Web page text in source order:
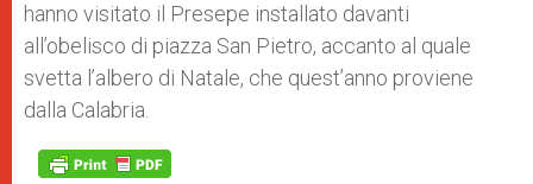
hanno visitato il Presepe installato davanti
all’obelisco di piazza San Pietro, accanto al quale
svetta l’albero di Natale, che quest’anno proviene
dalla Calabria.